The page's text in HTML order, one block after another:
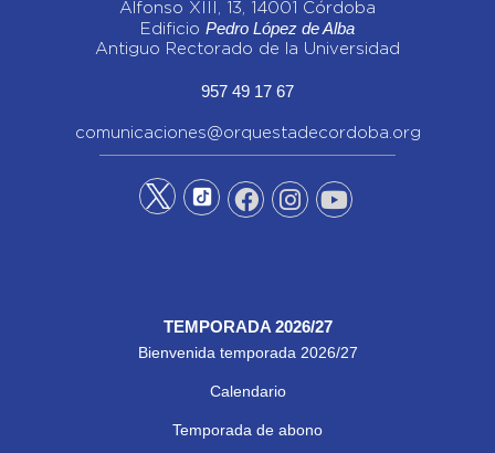
Alfonso XIII, 13, 14001 Córdoba
Edificio Pedro López de Alba
Antiguo Rectorado de la Universidad
957 49 17 67
comunicaciones@orquestadecordoba.org
TEMPORADA 2026/27
Bienvenida temporada 2026/27
Calendario
Temporada de abono